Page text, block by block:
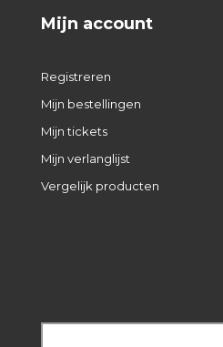
Mijn account
Registreren
Mijn bestellingen
Mijn tickets
Mijn verlanglijst
Vergelijk producten